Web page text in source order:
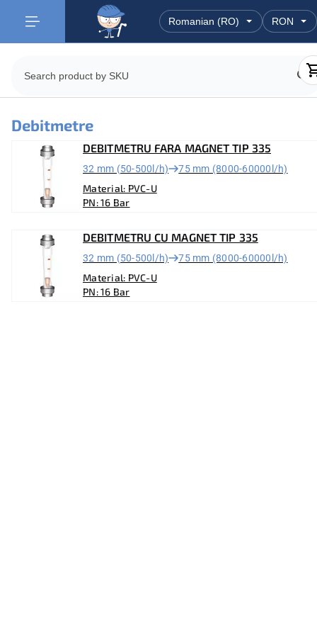
Debitmetre
DEBITMETRU FARA MAGNET TIP 335
32 mm (50-500l/h) 75 mm (8000-60000l/h)
Material: PVC-U
PN: 16 Bar
DEBITMETRU CU MAGNET TIP 335
32 mm (50-500l/h) 75 mm (8000-60000l/h)
Material: PVC-U
PN: 16 Bar